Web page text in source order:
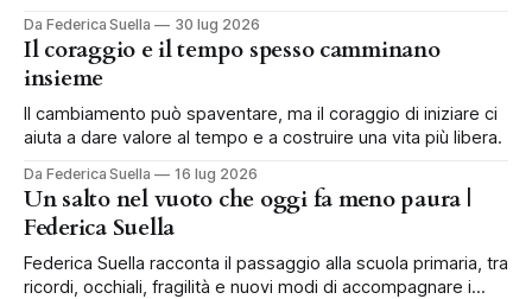
Da Federica Suella 30 lug 2026
Il coraggio e il tempo spesso camminano
insieme
Il cambiamento può spaventare, ma il coraggio di iniziare ci
aiuta a dare valore al tempo e a costruire una vita più libera.
Da Federica Suella 16 lug 2026
Un salto nel vuoto che oggi fa meno paura |
Federica Suella
Federica Suella racconta il passaggio alla scuola primaria, tra
ricordi, occhiali, fragilità e nuovi modi di accompagnare i